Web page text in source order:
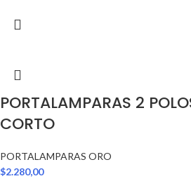
PORTALAMPARAS 2
CORTO
PORTALAMPARAS ORO
$2.280,00